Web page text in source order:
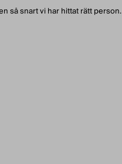
så snart vi har hittat rätt person.